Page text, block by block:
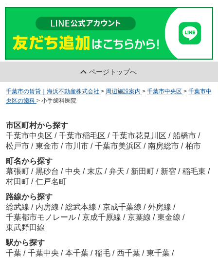
ページトップへ
千葉市の賃貸｜海浜不動産株式会社 > 周辺施設案内 > 千葉市中央区 > 千葉市中
央区の歯科 > 小手歯科医院
市区町村から探す
千葉市中央区 / 千葉市稲毛区 / 千葉市花見川区 / 船橋市 /
松戸市 / 東金市 / 市川市 / 千葉市美浜区 / 南房総市 / 柏市
町名から探す
幕張町 / 黒砂台 / 中央 / 末広 / 弁天 / 新田町 / 新宿 / 稲毛東 /
村田町 / 仁戸名町
路線から探す
総武線 / 内房線 / 総武本線 / 京成千葉線 / 外房線 /
千葉都市モノレール / 京成千原線 / 京葉線 / 東金線 /
東武野田線
駅から探す
千葉 / 千葉中央 / 本千葉 / 稲毛 / 西千葉 / 東千葉 /